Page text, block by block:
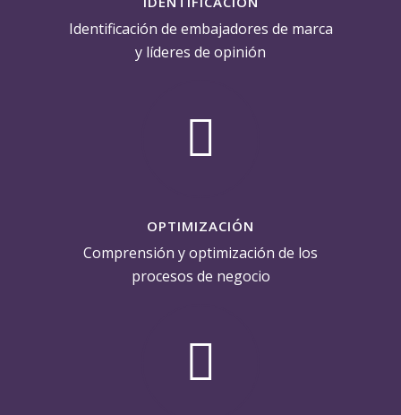
Identificación de embajadores de marca
y líderes de opinión
OPTIMIZACIÓN
Comprensión y optimización de los
procesos de negocio